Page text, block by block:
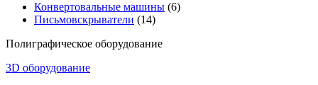
Конвертовальные машины (6)
Письмовскрыватели (14)
Полиграфическое оборудование
3D оборудование